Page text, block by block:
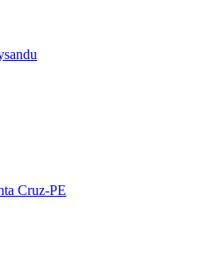
Cruz-PE